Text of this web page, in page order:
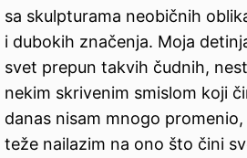
sa skulpturama neobičnih
i dubokih značenja. Moja
svet prepun takvih čudnih,
nekim skrivenim smislom koji
danas nisam mnogo
teže nailazim na ono što čini